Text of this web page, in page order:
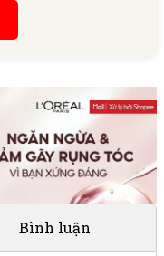
Bình luận